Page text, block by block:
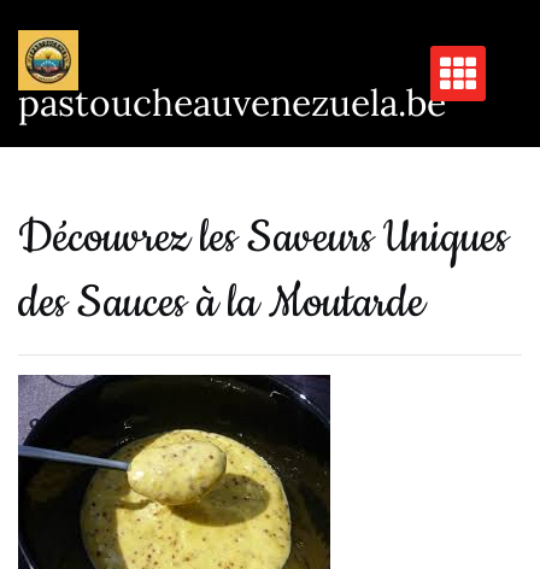
contenu
pastoucheauvenezuela.be
Découvrez les Saveurs Uniques
des Sauces à la Moutarde